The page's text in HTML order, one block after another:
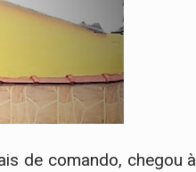
de comando, chegou à